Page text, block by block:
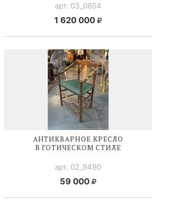
арт. 03_0854
1 620 000
АНТИКВАРНОЕ КРЕСЛО
В ГОТИЧЕСКОМ СТИЛЕ
арт. 02_9490
59 000